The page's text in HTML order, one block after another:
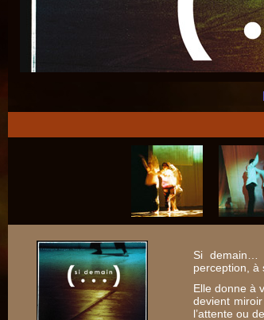
Si demain…
perception, à
Elle donne à
devient
l’attente ou